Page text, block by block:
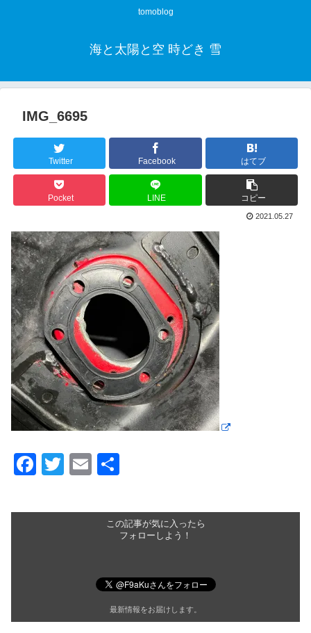
tomoblog
海と太陽と空 時どき 雪
IMG_6695
Twitter Facebook はてブ
Pocket LINE コピー
2021.05.27
F
c
k
T
tt
E
ail
この記事が気に入ったら
フォローしよう！
最新情報をお届けします。